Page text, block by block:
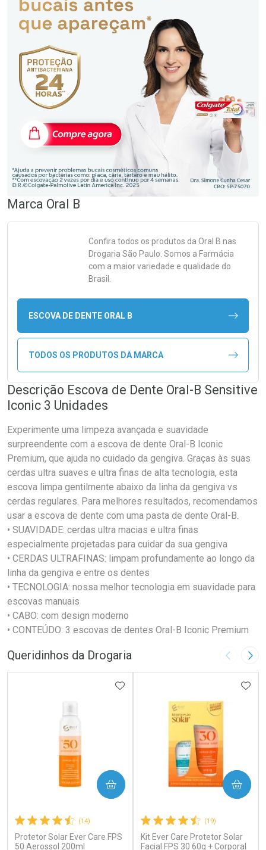
Marca Oral B
Confira todos os produtos da Oral B nas
Drogaria São Paulo. Somos a Farmácia
com a maior variedade e qualidade do
Brasil.
ESCOVA DE DENTE ORAL B
TODOS OS PRODUTOS DA MARCA
Descrição Escova de Dente Oral-B Sensitive
Iconic 3 Unidades
Experimente uma limpeza avançada e suavidade
surpreendente com a escova de dente Oral-B Iconic
Premium, que ajuda no cuidado da gengiva. Graças às suas
cerdas ultra suaves e ultra finas de alta tecnologia, esta
escova limpa gentilmente abaixo da linha da gengiva vs
cerdas regulares. Para melhores resultados, recomendamos
usar a escova de dente com uma pasta de dente Oral-B.
• SUAVIDADE: cerdas ultra macias e ultra finas
especialmente projetadas para cuidar da sua gengiva
• CERDAS ULTRAFINAS: limpam profundamente ao longo da
linha da gengiva e entre os dentes
• TECNOLOGIA: nossa melhor tecnologia em suavidade para
escovas manuais
• CABO: com design moderno
• CONTEÚDO: 3 escovas de dentes Oral-B Iconic Premium
Queridinhos da Drogaria Imagem
(14)
Protetor Solar Ever Care FPS
50 Aerossol 200ml
ADICIONAR AOS FAVORITOS
COMPRAR
(19)
Kit Ever Care Protetor Solar
Facial FPS 30 60g + Corporal
COMPRAR